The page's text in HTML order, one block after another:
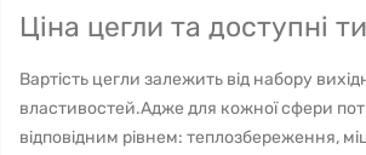
Ціна цегли та доступні
Вартість цегли залежить від набору
властивостей.Адже для кожної сфери
відповідним рівнем: теплозбереження,